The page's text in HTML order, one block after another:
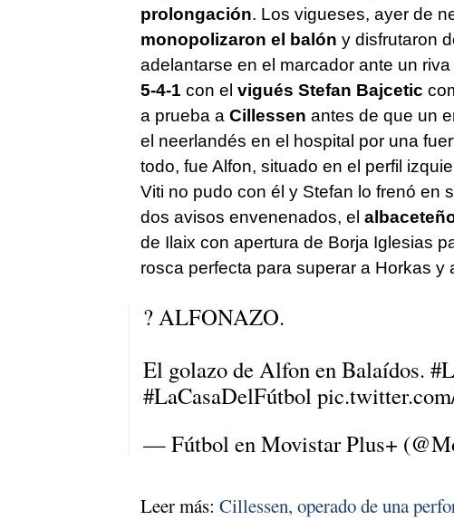
prolongación. Los vigueses, ayer de
monopolizaron el balón y disfrutaron
adelantarse en el marcador ante un riva
5-4-1 con el vigués Stefan Bajcetic
a prueba a Cillessen antes de que un
el neerlandés en el hospital por una
todo, fue Alfon, situado en el perfil
Viti no pudo con él y Stefan lo frenó en
dos avisos envenenados, el
de Ilaix con apertura de Borja Iglesias
rosca perfecta para superar a Horkas y
? ALFONAZO.
El golazo de Alfon en Balaídos.
#LaCasaDelFútbol
— Fútbol en Movistar Plus+
Leer más: Cillessen, operado de una